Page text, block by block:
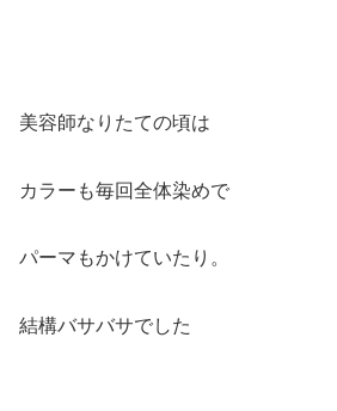
美容師なりたての頃は
カラーも毎回全体染めで
パーマもかけていたり。
結構バサバサでした